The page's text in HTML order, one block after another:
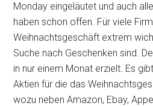
Monday eingeläutet und auch
haben schon offen. Für viele
Weihnachtsgeschäft extrem
Suche nach Geschenken sind.
in nur einem Monat erzielt. Es
Aktien für die das
wozu neben Amazon, Ebay,